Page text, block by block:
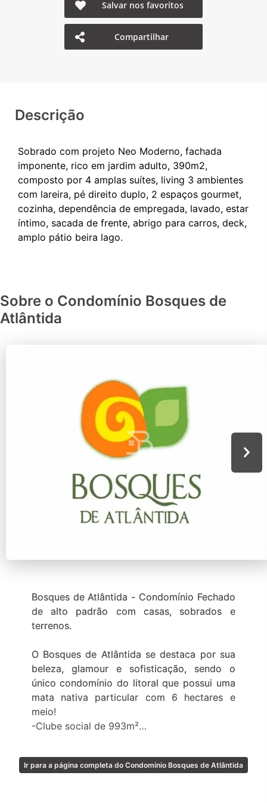
Salvar nos favoritos
Compartilhar
Descrição
Sobrado com projeto Neo Moderno, fachada
imponente, rico em jardim adulto, 390m2,
composto por 4 amplas suítes, living 3 ambientes
com lareira, pé direito duplo, 2 espaços gourmet,
cozinha, dependência de empregada, lavado, estar
íntimo, sacada de frente, abrigo para carros, deck,
Sobre o Condomínio Bosques de
Atlântida
Bosques de Atlântida - Condomínio Fechado
de alto padrão com casas, sobrados e
terrenos.
O Bosques de Atlântida se destaca por sua
beleza, glamour e sofisticação, sendo o
único condomínio do litoral que possui uma
mata nativa particular com 6 hectares e
meio!
-Clube social de 993m²
-Piscina adulto com 3 raias semi-olímpicas
com 380m²
Ir para a página completa do Condomínio Bosques de Atlântida